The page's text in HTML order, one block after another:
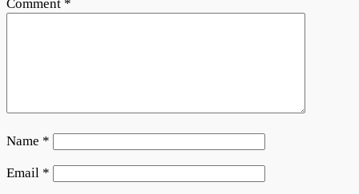
Comment *
Name *
Email *